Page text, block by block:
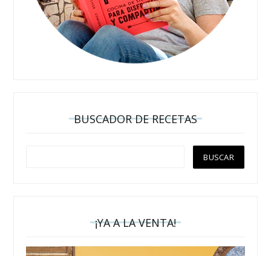
BUSCADOR DE RECETAS
¡YA A LA VENTA!